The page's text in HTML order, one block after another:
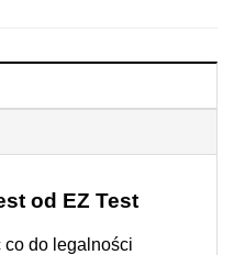
od EZ Test
do legalności